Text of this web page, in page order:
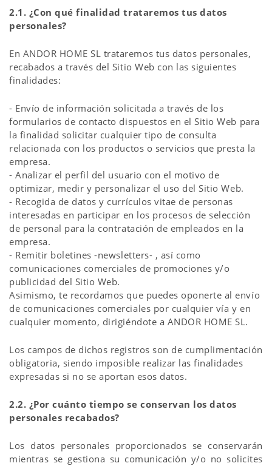
2.1. ¿Con qué finalidad trataremos tus datos
personales?
En ANDOR HOME SL trataremos tus datos personales,
recabados a través del Sitio Web con las siguientes
finalidades:
- Envío de información solicitada a través de los
formularios de contacto dispuestos en el Sitio Web para
la finalidad solicitar cualquier tipo de consulta
relacionada con los productos o servicios que presta la
empresa.
- Analizar el perfil del usuario con el motivo de
optimizar, medir y personalizar el uso del Sitio Web.
- Recogida de datos y currículos vitae de personas
interesadas en participar en los procesos de selección
de personal para la contratación de empleados en la
empresa.
- Remitir boletines -newsletters- , así como
comunicaciones comerciales de promociones y/o
publicidad del Sitio Web.
Asimismo, te recordamos que puedes oponerte al envío
de comunicaciones comerciales por cualquier vía y en
cualquier momento, dirigiéndote a ANDOR HOME SL.
Los campos de dichos registros son de cumplimentación
obligatoria, siendo imposible realizar las finalidades
expresadas si no se aportan esos datos.
2.2. ¿Por cuánto tiempo se conservan los datos
personales recabados?
Los datos personales proporcionados se conservarán
mientras se gestiona su comunicación y/o no solicites